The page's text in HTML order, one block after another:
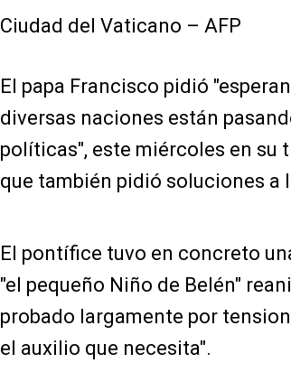
Ciudad del Vaticano – AFP
El papa Francisco pidió
diversas naciones están
políticas", este miércoles en su
que también pidió soluciones a
El pontífice tuvo en concreto
"el pequeño Niño de Belén"
probado largamente por
el auxilio que necesita".